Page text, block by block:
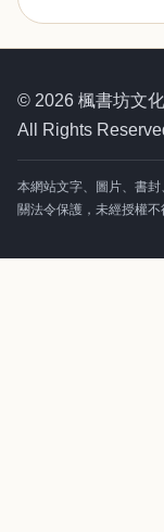
© 2026 楓書坊文
All Rights
本網站文字、圖片、書
關法令保護，未經授權